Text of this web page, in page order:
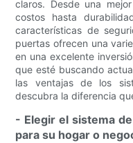
claros. Desde una
costos hasta
características de
puertas ofrecen una
en una excelente
que esté buscando
las ventajas de los
descubra la diferencia
- Elegir el sistema
para su hogar o